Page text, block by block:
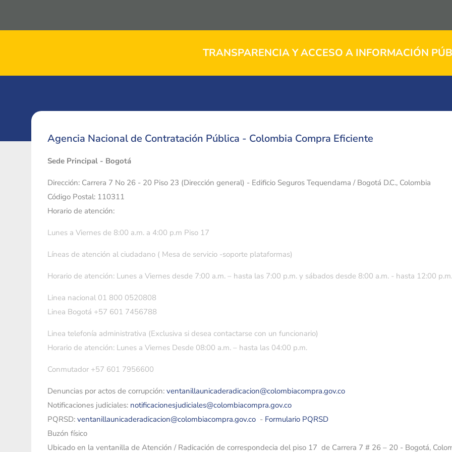
TRANSPARENCIA Y ACCESO A INFORMACIÓN
Agencia Nacional de Contratación Pública - Colombia Compra Eficiente
Sede Principal - Bogotá
Dirección: Carrera 7 No 26 - 20 Piso 23 (Dirección general) - Edificio Seguros Tequendama / Bogotá D.C., Colombia
Código Postal: 110311
Horario de atención:
Lunes a Viernes de 8:00 a.m. a 4:00 p.m Piso 17
Líneas de atención al ciudadano ( Mesa de servicio -soporte plataformas)
Horario de atención: Lunes a Viernes desde 7:00 a.m. – hasta las 7:00 p.m. y sábados desde 8:00 a.m. - hasta 12:00 p.m.
Linea nacional 01 800 0520808
Linea Bogotá +57 601 7456788
Linea telefonía administrativa (Exclusiva si desea contactarse con un funcionario)
Horario de atención: Lunes a Viernes Desde 08:00 a.m. – hasta las 04:00 p.m.
Conmutador +57 601 7956600
Denuncias por actos de corrupción: ventanillaunicaderadicacion@colombiacompra.gov.co
Notificaciones judiciales: notificacionesjudiciales@colombiacompra.gov.co
PQRSD: ventanillaunicaderadicacion@colombiacompra.gov.co - Formulario PQRSD
Buzón físico
Ubicado en la ventanilla de Atención / Radicación de correspondecia del piso 17 de Carrera 7 # 26 – 20 - Bogotá,